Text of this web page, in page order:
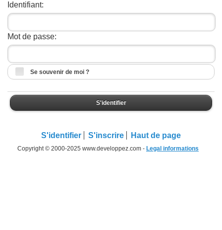
Identifiant:
Mot de passe:
Se souvenir de moi ?
S'identifier
S'identifier S'inscrire Haut de page
Copyright © 2000-2025 www.developpez.com - Legal informations